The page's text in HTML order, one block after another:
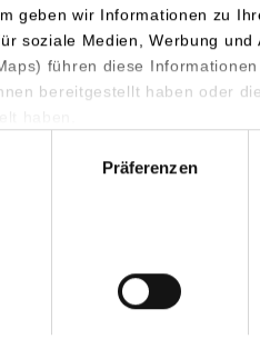
geben wir Informationen zu
soziale Medien, Werbung und
führen diese
bereitgestellt haben oder
Präferenzen
/ Ansprechperson
Goerdeler-Str. 14